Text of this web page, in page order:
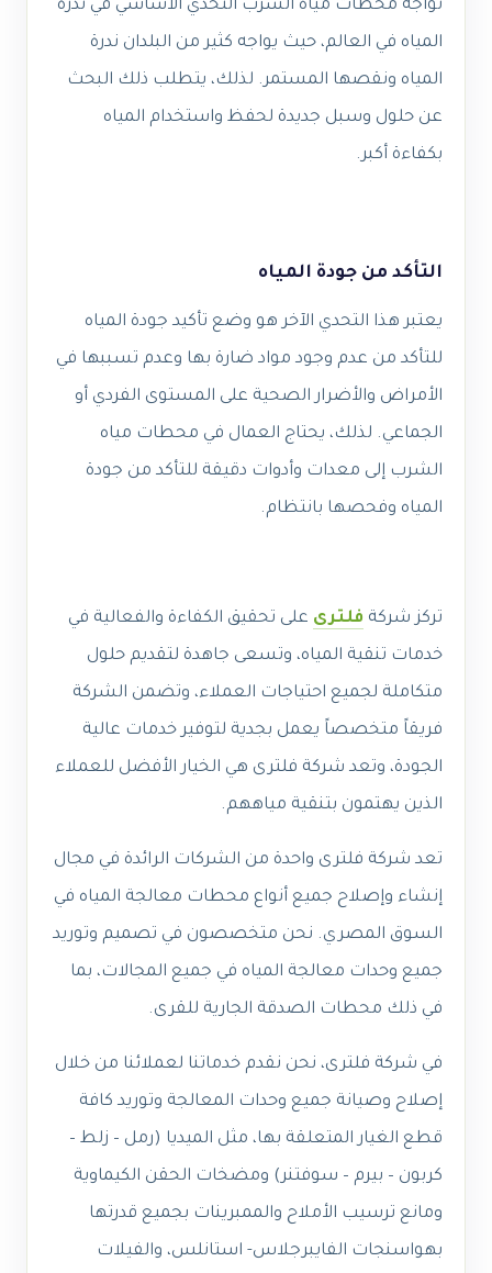
تواجه محطات مياه الشرب التحدي الأساسي في ندرة
المياه في العالم، حيث يواجه كثير من البلدان ندرة
المياه ونقصها المستمر. لذلك، يتطلب ذلك البحث
عن حلول وسبل جديدة لحفظ واستخدام المياه
بكفاءة أكبر.
التأكد من جودة المياه
يعتبر هذا التحدي الآخر هو وضع تأكيد جودة المياه
للتأكد من عدم وجود مواد ضارة بها وعدم تسببها في
الأمراض والأضرار الصحية على المستوى الفردي أو
الجماعي. لذلك، يحتاج العمال في محطات مياه
الشرب إلى معدات وأدوات دقيقة للتأكد من جودة
المياه وفحصها بانتظام.
تركز شركة فلترى على تحقيق الكفاءة والفعالية في
خدمات تنقية المياه، وتسعى جاهدة لتقديم حلول
متكاملة لجميع احتياجات العملاء، وتضمن الشركة
فريقاً متخصصاً يعمل بجدية لتوفير خدمات عالية
الجودة، وتعد شركة فلترى هي الخيار الأفضل للعملاء
الذين يهتمون بتنقية مياههم.
تعد شركة فلترى واحدة من الشركات الرائدة في مجال
إنشاء وإصلاح جميع أنواع محطات معالجة المياه في
السوق المصري. نحن متخصصون في تصميم وتوريد
جميع وحدات معالجة المياه في جميع المجالات، بما
في ذلك محطات الصدقة الجارية للقرى.
في شركة فلترى، نحن نقدم خدماتنا لعملائنا من خلال
إصلاح وصيانة جميع وحدات المعالجة وتوريد كافة
قطع الغيار المتعلقة بها، مثل الميديا (رمل – زلط –
كربون – بيرم – سوفتنر) ومضخات الحقن الكيماوية
ومانع ترسيب الأملاح والممبرينات بجميع قدرتها
بهواسنجات الفايبرجلاس- استانلس، والفيلات